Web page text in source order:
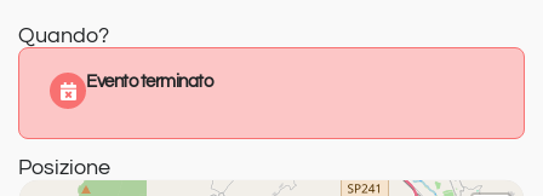
Quando?
Evento terminato
Posizione